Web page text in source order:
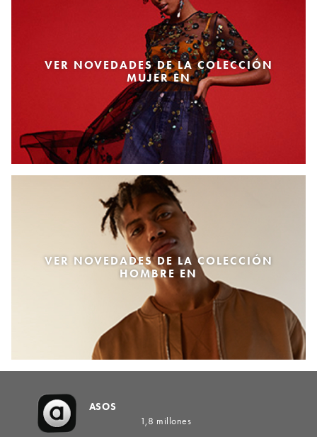
VER NOVEDADES DE LA COLECCIÓN
MUJER EN
VER NOVEDADES DE LA COLECCIÓN
HOMBRE EN
ASOS
1,8 millones